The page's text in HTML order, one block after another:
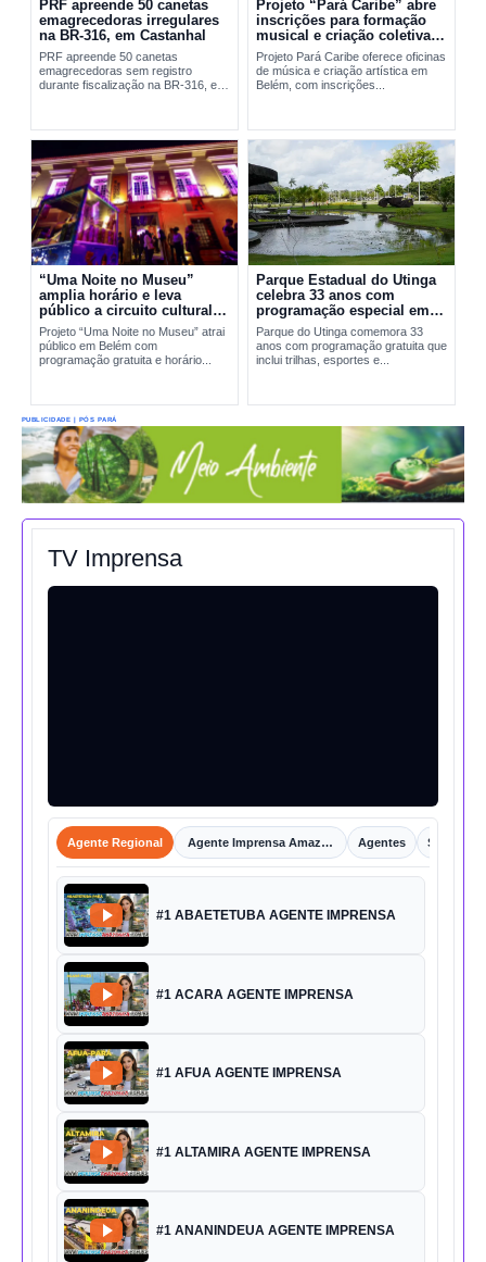
PRF apreende 50 canetas
emagrecedoras irregulares
na BR-316, em Castanhal
PRF apreende 50 canetas
emagrecedoras sem registro
durante fiscalização na BR-316, em
Projeto “Pará Caribe” abre
inscrições para formação
musical e criação coletiva
em Belém
Projeto Pará Caribe oferece oficinas
de música e criação artística em
Belém, com inscrições...
“Uma Noite no Museu”
amplia horário e leva
público a circuito cultural
em Belém
Projeto “Uma Noite no Museu” atrai
público em Belém com
programação gratuita e horário...
Parque Estadual do Utinga
celebra 33 anos com
programação especial em
Belém
Parque do Utinga comemora 33
anos com programação gratuita que
inclui trilhas, esportes e...
PUBLICIDADE | PÓS PARÁ
TV Imprensa
Agente Regional Agente Imprensa Amazônica Agentes Shorts
#1 ABAETETUBA AGENTE IMPRENSA
#1 ACARA AGENTE IMPRENSA
#1 AFUA AGENTE IMPRENSA
#1 ALTAMIRA AGENTE IMPRENSA
#1 ANANINDEUA AGENTE IMPRENSA